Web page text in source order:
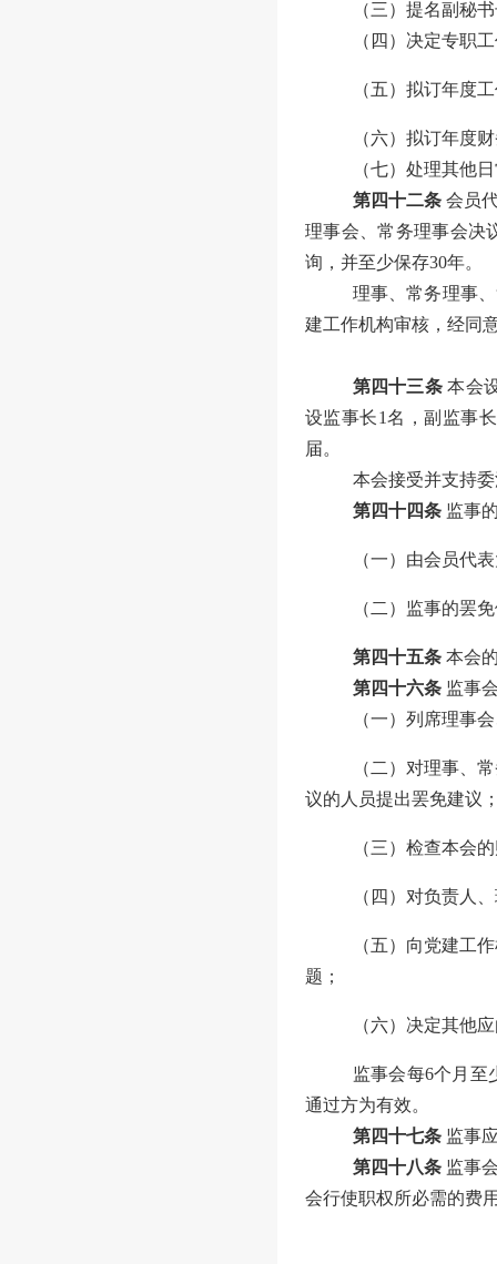
（三）提名副秘
（ 四 ）决定专职
（五）拟订年度
（六）拟订年度
（七）处理其他
第四十二条 会员
理事会、常务理事会决
询，并至少保存30年。
理事、常务理事
建工作机构审核，经同
第四十三条 本会
设监事长1名，副监事长
届。
本会接受并支持
第四十四条 监事
（一）由会员代
（二）监事的罢
第四十五条 本会
第四十六条 监事
（一）列席理事
（二）对理事、
议的人员提出罢免建议
（三）检查本会
（四）对负责人
（五）向党建工
题；
（六）决定其他
监事会每6个月至
通过方为有效。
第四十七条 监事
第四十八条 监事
会行使职权所必需的费